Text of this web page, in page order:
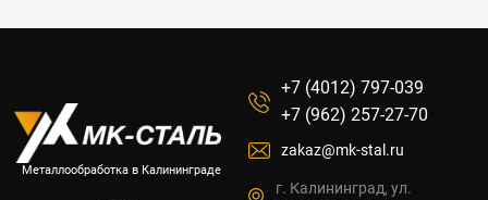
Металлообработка в Калининграде
+7 (4012) 797-039
+7 (962) 257-27-70
zakaz@mk-stal.ru
г. Калининград, ул.